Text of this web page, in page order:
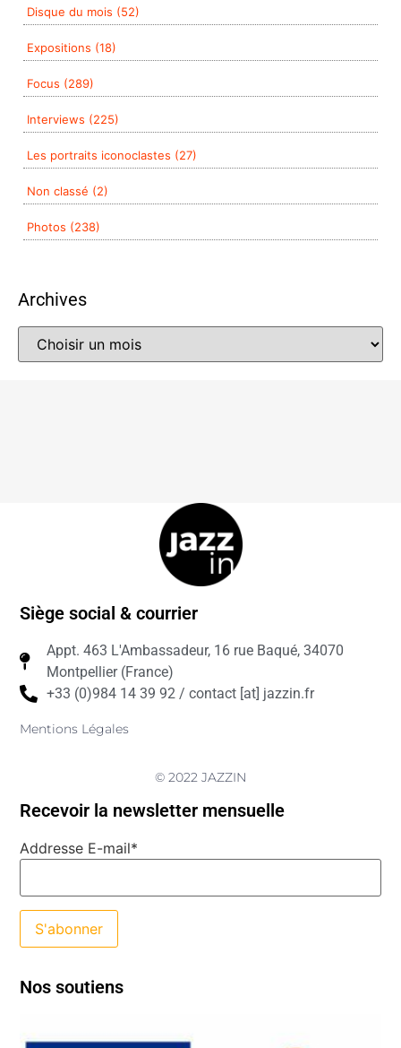
Disque du mois (52)
Expositions (18)
Focus (289)
Interviews (225)
Les portraits iconoclastes (27)
Non classé (2)
Photos (238)
Archives
Siège social & courrier
Appt. 463 L'Ambassadeur, 16 rue Baqué, 34070
Montpellier (France)
+33 (0)984 14 39 92 / contact [at] jazzin.fr
Mentions Légales
© 2022 JAZZIN
Recevoir la newsletter mensuelle
Addresse E-mail*
Nos soutiens